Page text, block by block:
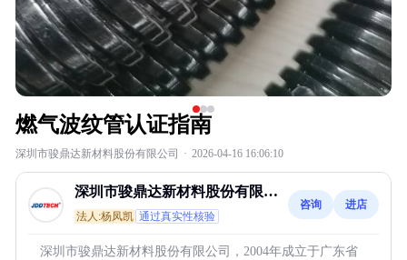
燃气波纹管认证指南
深圳市骏鼎达新材料股份有限公司 · 2026-04-16 16:06:10
深圳市骏鼎达新材料股份有限公
司
法人:杨凤凯 通过真实性核验
咨询 进店
深圳市骏鼎达新材料股份有限公司，2004年成立于广东省